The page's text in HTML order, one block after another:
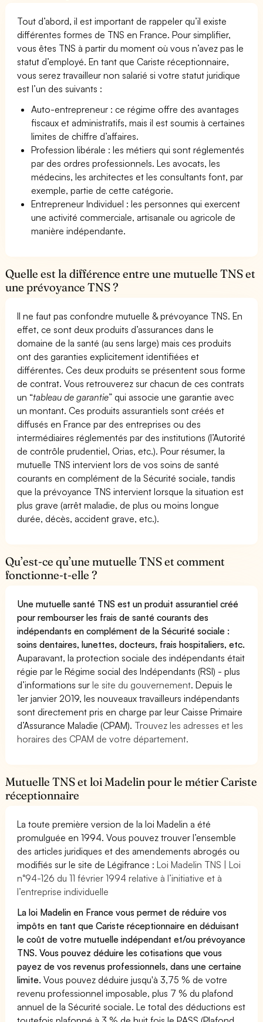
Tout d’abord, il est important de rappeler qu’il existe
différentes formes de TNS en France. Pour simplifier,
vous êtes TNS à partir du moment où vous n’avez pas le
statut d’employé. En tant que Cariste réceptionnaire,
vous serez travailleur non salarié si votre statut juridique
est l’un des suivants :
Auto-entrepreneur : ce régime offre des avantages
fiscaux et administratifs, mais il est soumis à certaines
limites de chiffre d’affaires.
Profession libérale : les métiers qui sont réglementés
par des ordres professionnels. Les avocats, les
médecins, les architectes et les consultants font, par
exemple, partie de cette catégorie.
Entrepreneur Individuel : les personnes qui exercent
une activité commerciale, artisanale ou agricole de
manière indépendante.
Quelle est la différence entre une mutuelle TNS et
une prévoyance TNS ?
Il ne faut pas confondre mutuelle & prévoyance TNS. En
effet, ce sont deux produits d’assurances dans le
domaine de la santé (au sens large) mais ces produits
ont des garanties explicitement identifiées et
différentes. Ces deux produits se présentent sous forme
de contrat. Vous retrouverez sur chacun de ces contrats
un “tableau de garantie” qui associe une garantie avec
un montant. Ces produits assurantiels sont créés et
diffusés en France par des entreprises ou des
intermédiaires réglementés par des institutions (l’Autorité
de contrôle prudentiel, Orias, etc.). Pour résumer, la
mutuelle TNS intervient lors de vos soins de santé
courants en complément de la Sécurité sociale, tandis
que la prévoyance TNS intervient lorsque la situation est
plus grave (arrêt maladie, de plus ou moins longue
durée, décès, accident grave, etc.).
Qu’est-ce qu’une mutuelle TNS et comment
fonctionne-t-elle ?
Une mutuelle santé TNS est un produit assurantiel créé
pour rembourser les frais de santé courants des
indépendants en complément de la Sécurité sociale :
soins dentaires, lunettes, docteurs, frais hospitaliers, etc.
Auparavant, la protection sociale des indépendants était
régie par le Régime social des Indépendants (RSI) - plus
d’informations surle site du gouvernement. Depuis le
1er janvier 2019, les nouveaux travailleurs indépendants
sont directement pris en charge par leur Caisse Primaire
d’Assurance Maladie (CPAM). Trouvez les adresses et les
horaires des CPAM de votre département.
Mutuelle TNS et loi Madelin pour le métier Cariste
réceptionnaire
La toute première version de la loi Madelin a été
promulguée en 1994. Vous pouvez trouver l’ensemble
des articles juridiques et des amendements abrogés ou
modifiés sur le site de Légifrance :Loi Madelin TNS | Loi
n°94-126 du 11 février 1994 relative à l’initiative et à
l’entreprise individuelle
La loi Madelin en France vous permet de réduire vos
impôts en tant que Cariste réceptionnaire en déduisant
le coût de votre mutuelle indépendant et/ou prévoyance
TNS. Vous pouvez déduire les cotisations que vous
payez de vos revenus professionnels, dans une certaine
limite.Vous pouvez déduire jusqu'à 3,75 % de votre
revenu professionnel imposable, plus 7 % du plafond
annuel de la Sécurité sociale. Le total des déductions est